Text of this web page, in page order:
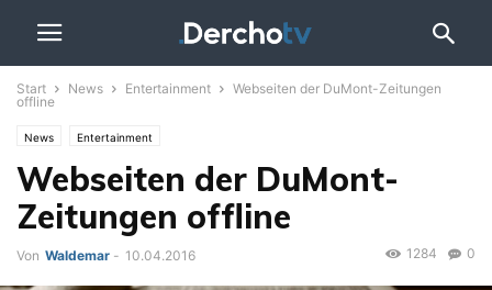
Start News Entertainment
Webseiten der DuMont-Zeitungen
offline
News Entertainment
Webseiten der DuMont-
Zeitungen offline
Von Waldemar - 10.04.2016 0
1284